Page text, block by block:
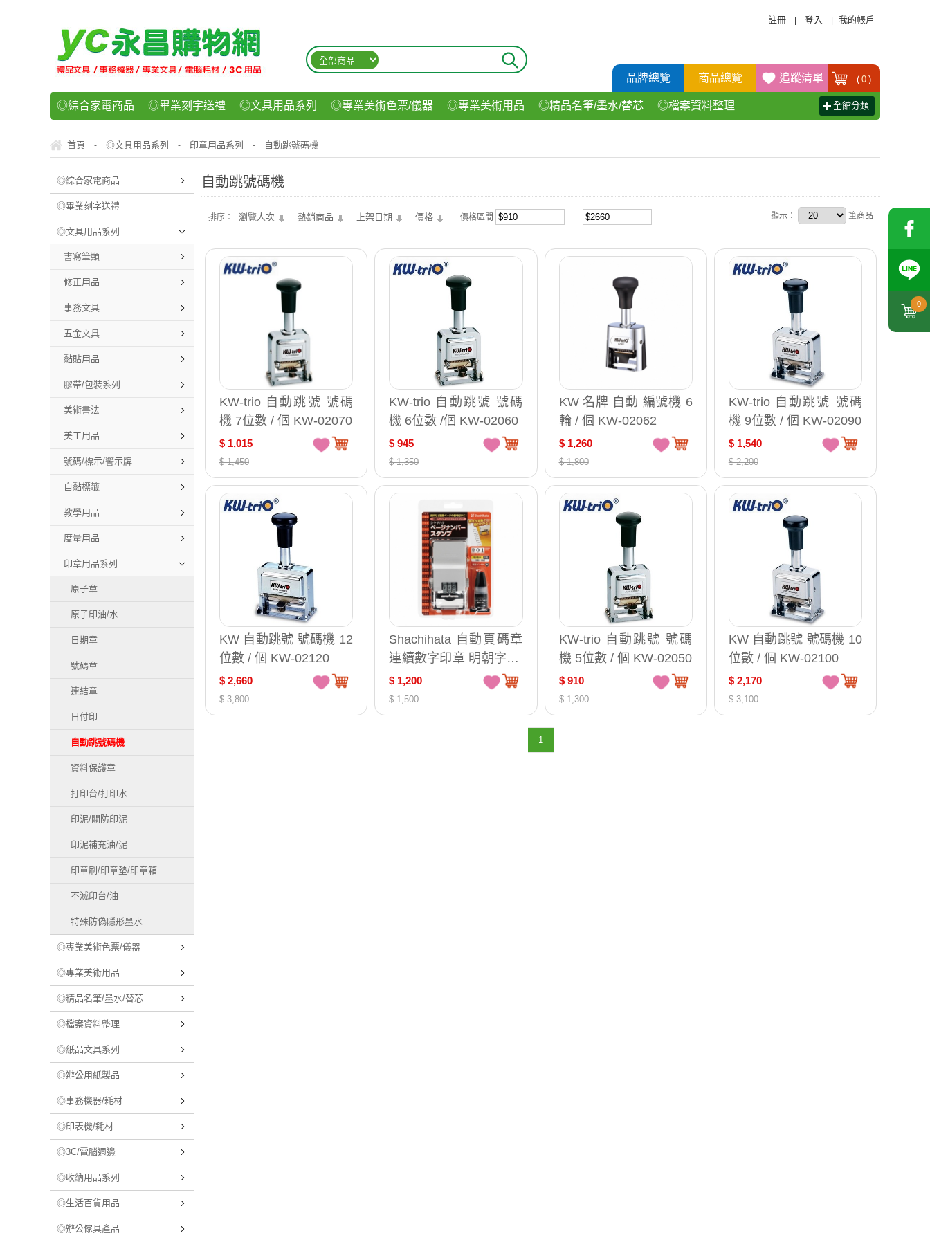
0
註冊 登入 我的帳戶
品牌總覽 商品總覽 追蹤清單 ( 0 )
◎綜合家電商品 ◎畢業刻字送禮 ◎文具用品系列 ◎專業美術色票/儀器 ◎專業美術用品 ◎精品名筆/墨水/替芯 ◎檔案資料整理
◎運動/休閒/樂器 ◎客製化禮贈品 ◎食品/零食/飲料
全館分類
首頁 - ◎文具用品系列 - 印章用品系列 - 自動跳號碼機
◎綜合家電商品
◎畢業刻字送禮
◎文具用品系列
書寫筆類
修正用品
事務文具
五金文具
黏貼用品
膠帶/包裝系列
美術書法
美工用品
號碼/標示/警示牌
自黏標籤
教學用品
度量用品
印章用品系列
原子章
原子印油/水
日期章
號碼章
連結章
日付印
自動跳號碼機
資料保護章
打印台/打印水
印泥/關防印泥
印泥補充油/泥
印章刷/印章墊/印章箱
不滅印台/油
特殊防偽隱形墨水
◎專業美術色票/儀器
◎專業美術用品
◎精品名筆/墨水/替芯
◎檔案資料整理
◎紙品文具系列
◎辦公用紙製品
◎事務機器/耗材
◎印表機/耗材
◎3C/電腦週邊
◎收納用品系列
◎生活百貨用品
◎辦公傢具產品
自動跳號碼機
排序： 瀏覽人次 熱銷商品 上架日期 價格 價格區間 顯示： 筆商品
KW-trio 自動跳號 號碼
機 7位數 / 個 KW-02070
$ 1,015
$ 1,450
KW-trio 自動跳號 號碼
機 6位數 /個 KW-02060
$ 945
$ 1,350
KW 名牌 自動 編號機 6
輪 / 個 KW-02062
$ 1,260
$ 1,800
KW-trio 自動跳號 號碼
機 9位數 / 個 KW-02090
$ 1,540
$ 2,200
KW 自動跳號 號碼機 12
位數 / 個 KW-02120
$ 2,660
$ 3,800
Shachihata 自動頁碼章
連續數字印章 明朝字體/
組 GNR-32M
$ 1,200
$ 1,500
KW-trio 自動跳號 號碼
機 5位數 / 個 KW-02050
$ 910
$ 1,300
KW 自動跳號 號碼機 10
位數 / 個 KW-02100
$ 2,170
$ 3,100
1